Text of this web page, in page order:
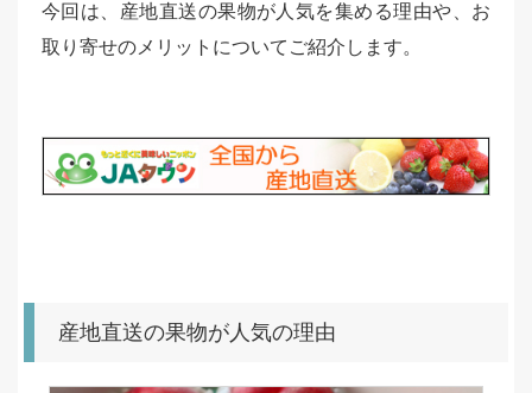
今回は、産地直送の果物が人気を集める理由や、お
取り寄せのメリットについてご紹介します。
産地直送の果物が人気の理由